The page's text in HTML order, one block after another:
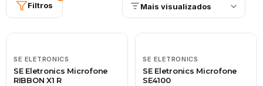
Filtros Mais visualizados
SE ELETRONICS
SE Eletronics Microfone
RIBBON X1 R
SE ELETRONICS
SE Eletronics Microfone
SE4100